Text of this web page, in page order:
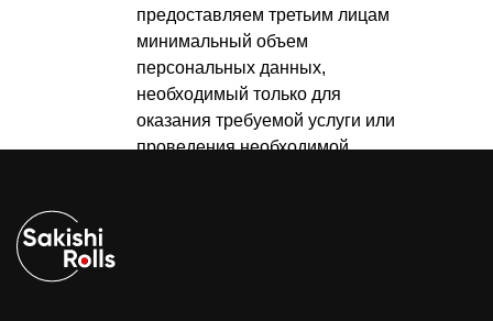
предоставляем третьим лицам
минимальный объем
персональных данных,
необходимый только для
оказания требуемой услуги или
проведения необходимой
вносить изменения в одностороннем
порядке в настоящие правила, при